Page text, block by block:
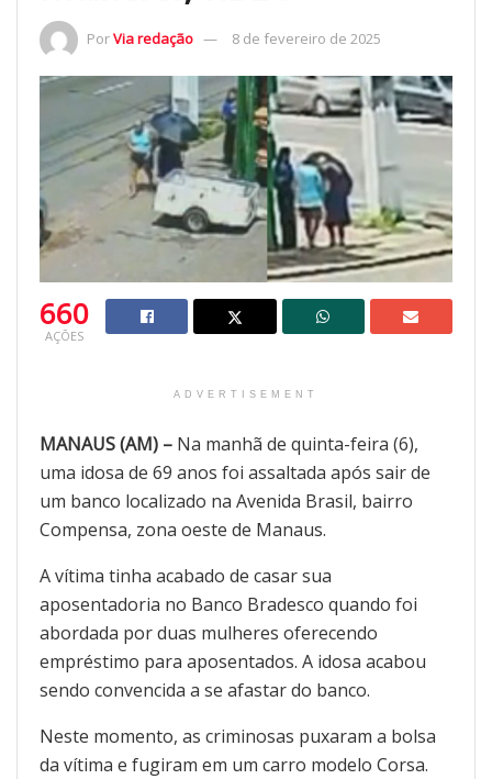
PorVia redação 8 de fevereiro de 2025
660
AÇÕES
ADVERTISEMENT
MANAUS (AM) – Na manhã de quinta-feira (6),
uma idosa de 69 anos foi assaltada após sair de
um banco localizado na Avenida Brasil, bairro
Compensa, zona oeste de Manaus.
A vítima tinha acabado de casar sua
aposentadoria no Banco Bradesco quando foi
abordada por duas mulheres oferecendo
empréstimo para aposentados. A idosa acabou
sendo convencida a se afastar do banco.
Neste momento, as criminosas puxaram a bolsa
da vítima e fugiram em um carro modelo Corsa.